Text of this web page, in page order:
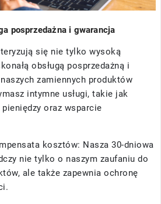
posprzedażna i gwarancja
się nie tylko wysoką
obsługą posprzedażną i
zamiennych produktów
intymne usługi, takie jak
oraz wsparcie
kosztów: Nasza 30-dniowa
nie tylko o naszym zaufaniu do
ale także zapewnia ochronę